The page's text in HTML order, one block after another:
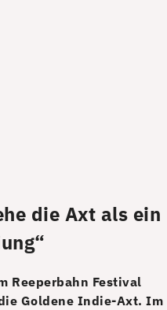
die Axt als ein
Reeperbahn Festival
Goldene Indie-Axt. Im